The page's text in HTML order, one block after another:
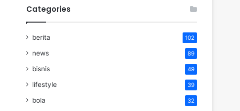
Categories
berita 102
news 89
bisnis 49
lifestyle 39
bola 32